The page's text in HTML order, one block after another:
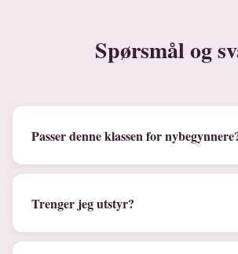
Spørsmål og
Passer denne klassen for
Trenger jeg utstyr?